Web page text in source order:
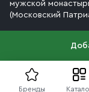
Бренды
мужской
(Московский